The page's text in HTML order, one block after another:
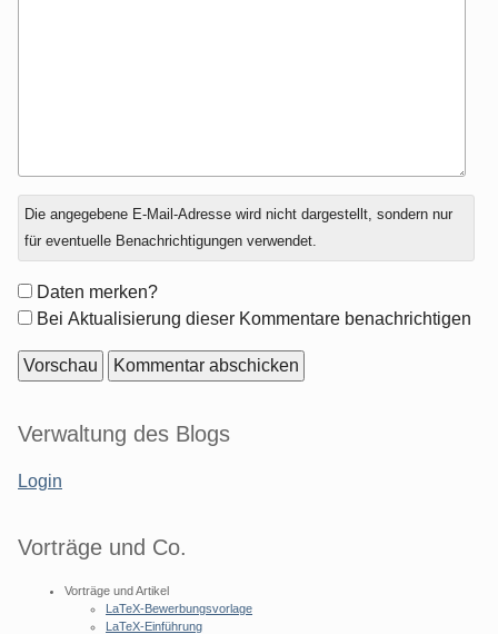
Antwort
zu
Die angegebene E-Mail-Adresse wird nicht dargestellt, sondern nur
für eventuelle Benachrichtigungen verwendet.
Formular-
Optionen
Daten merken?
Bei Aktualisierung dieser Kommentare benachrichtigen
Seitenleiste
Verwaltung des Blogs
Login
Vorträge und Co.
Vorträge und Artikel
LaTeX-Bewerbungsvorlage
LaTeX-Einführung